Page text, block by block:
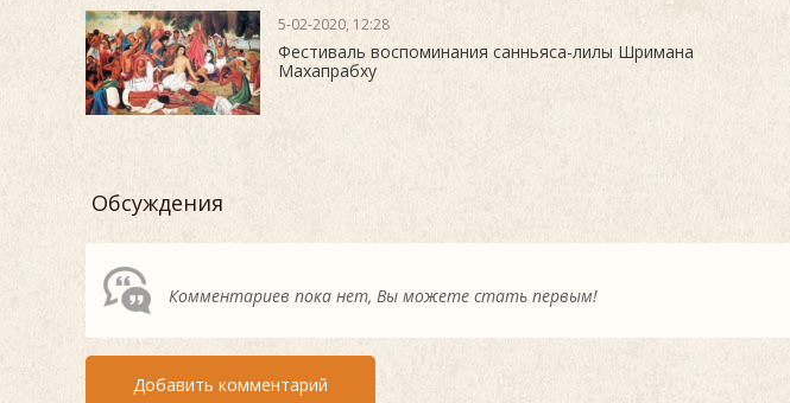
5-02-2020, 12:28
Фестиваль воспоминания санньяса-лилы Шримана
Махапрабху
Обсуждения
Комментариев пока нет, Вы можете стать первым!
Добавить комментарий